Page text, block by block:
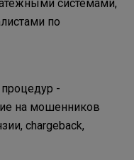
системами,
по
-
на мошенников
chargeback,